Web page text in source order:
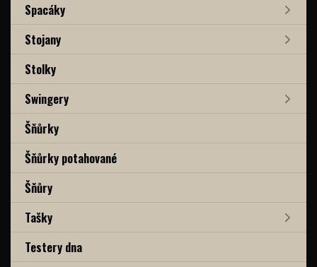
Spacáky
Stojany
Stolky
Swingery
Šňůrky
Šňůrky potahované
Šňůry
Tašky
Testery dna